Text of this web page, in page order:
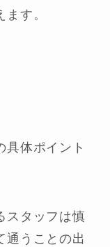
す。
具体ポイント
スタッフは慎
通うことの出